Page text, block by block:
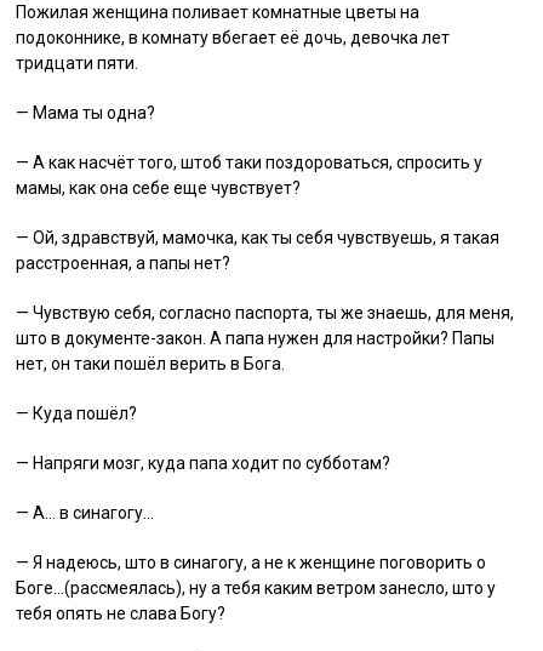
Пожилая женщина поливает комнатные цветы на
подоконнике, в комнату вбегает её дочь, девочка лет
тридцати пяти.
— Мама ты одна?
— А как насчёт того, штоб таки поздороваться, спросить у
мамы, как она себе еще чувствует?
— Ой, здравствуй, мамочка, как ты себя чувствуешь, я такая
расстроенная, а папы нет?
— Чувствую себя, согласно паспорта, ты же знаешь, для меня,
што в документе-закон. А папа нужен для настройки? Папы
нет, он таки пошёл верить в Бога.
— Куда пошёл?
— Напряги мозг, куда папа ходит по субботам?
— А… в синагогу…
— Я надеюсь, што в синагогу, а не к женщине поговорить о
Боге…(рассмеялась), ну а тебя каким ветром занесло, што у
тебя опять не слава Богу?